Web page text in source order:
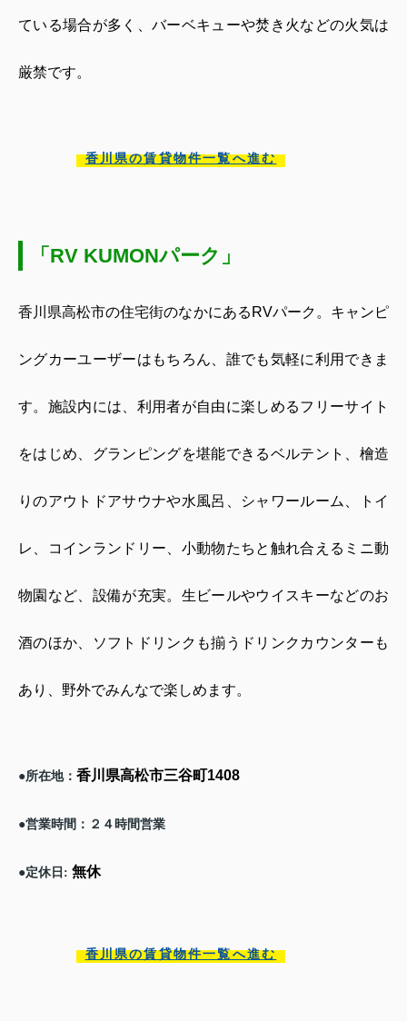
ている場合が多く、バーベキューや焚き火などの火気は
厳禁です。
香川県の賃貸物件一覧へ進む
「RV KUMONパーク」
香川県高松市の住宅街のなかにある RVパーク。キャンピ
ングカーユーザーはもちろん、誰でも気軽に利用できま
す。施設内には、利用者が自由に楽しめるフリーサイト
をはじめ、グランピングを堪能できるベルテント、檜造
りのアウトドアサウナや水風呂、シャワールーム、トイ
レ、コインランドリー、小動物たちと触れ合えるミニ動
物園など、設備が充実。生ビールやウイスキーなどのお
酒のほか、ソフトドリンクも揃うドリンクカウンターも
あり、野外でみんなで楽しめます。
●所在地： 香川県高松市三谷町1408
●営業時間：２４時間営業
●定休日 : 無休
香川県の賃貸物件一覧へ進む